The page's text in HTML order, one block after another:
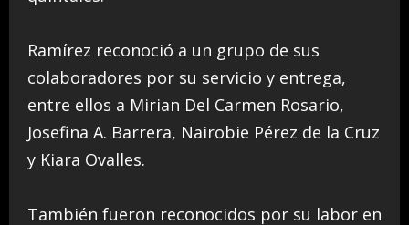
Ramírez reconoció a un grupo de sus
colaboradores por su servicio y entrega,
entre ellos a Mirian Del Carmen Rosario,
Josefina A. Barrera, Nairobie Pérez de la Cruz
y Kiara Ovalles.
También fueron reconocidos por su labor en